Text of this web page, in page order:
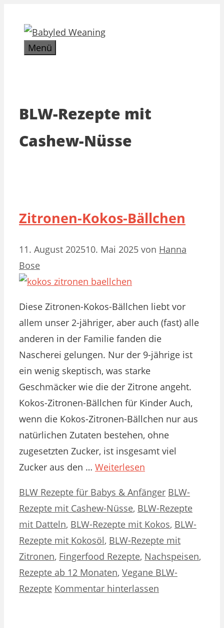
Inhalt
springenMenü
BLW-Rezepte mit
Cashew-Nüsse
Zitronen-Kokos-Bällchen
11. August 202510. Mai 2025 von Hanna
Bose
Diese Zitronen-Kokos-Bällchen liebt vor
allem unser 2-jähriger, aber auch (fast) alle
anderen in der Familie fanden die
Nascherei gelungen. Nur der 9-jährige ist
ein wenig skeptisch, was starke
Geschmäcker wie die der Zitrone angeht.
Kokos-Zitronen-Bällchen für Kinder Auch,
wenn die Kokos-Zitronen-Bällchen nur aus
natürlichen Zutaten bestehen, ohne
zugesetzten Zucker, ist insgesamt viel
Zucker aus den … Weiterlesen
Kategorien
BLW Rezepte für Babys & Anfänger Schlagwörter
BLW-
Rezepte mit Cashew-Nüsse, BLW-Rezepte
mit Datteln, BLW-Rezepte mit Kokos, BLW-
Rezepte mit Kokosöl, BLW-Rezepte mit
Zitronen, Fingerfood Rezepte, Nachspeisen,
Rezepte ab 12 Monaten, Vegane BLW-
Rezepte Kommentar hinterlassen